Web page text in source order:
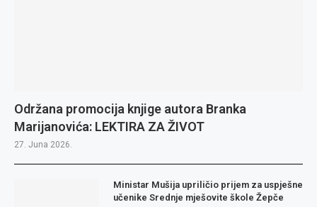
Održana promocija knjige autora Branka
Marijanovića: LEKTIRA ZA ŽIVOT
27. Juna 2026.
Ministar Mušija upriličio prijem za uspješne
učenike Srednje mješovite škole Žepče